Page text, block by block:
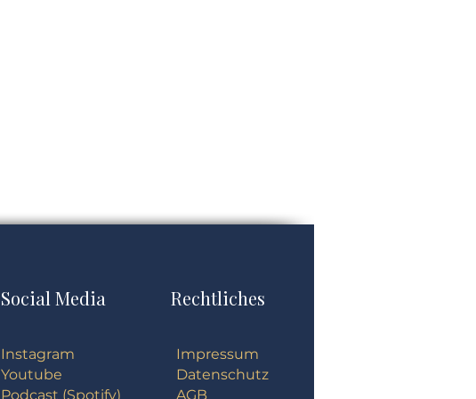
Social Media Rechtliches
Instagram
Youtube
Podcast (Spotify)
Impressum
Datenschutz
AGB